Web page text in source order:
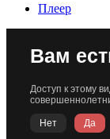
Плеер